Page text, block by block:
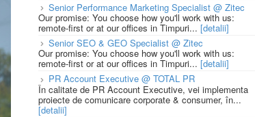
Senior Performance Marketing Specialist @ Zitec
Our promise: You choose how you'll work with us:
remote-first or at our offices in Timpuri... [detalii]
Senior SEO & GEO Specialist @ Zitec
Our promise: You choose how you'll work with us:
remote-first or at our offices in Timpuri... [detalii]
PR Account Executive @ TOTAL PR
În calitate de PR Account Executive, vei implementa
proiecte de comunicare corporate & consumer, în...
[detalii]